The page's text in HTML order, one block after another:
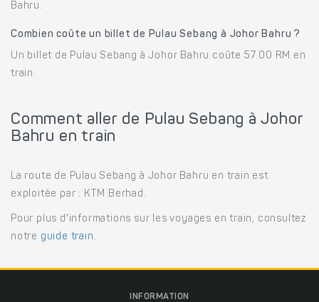
Bahru.
Combien coûte un billet de Pulau Sebang à Johor Bahru ?
Un billet de Pulau Sebang à Johor Bahru coûte 57.00 RM en
train.
Comment aller de Pulau Sebang à Johor
Bahru en train
La route de Pulau Sebang à Johor Bahru en train est
exploitée par : KTM Berhad.
Pour plus d'informations sur les voyages en train, consultez
notre guide train .
INFORMATION